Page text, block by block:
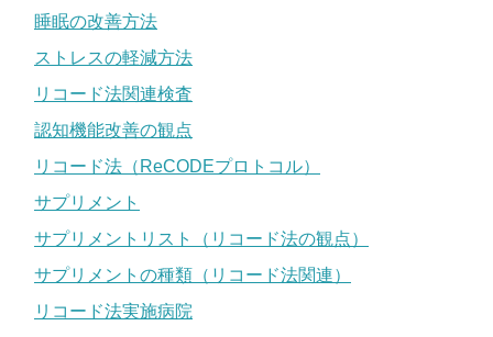
睡眠の改善方法
ストレスの軽減方法
リコード法関連検査
認知機能改善の観点
リコード法（ReCODEプロトコル）
サプリメント
サプリメントリスト（リコード法の観点）
サプリメントの種類（リコード法関連）
リコード法実施病院